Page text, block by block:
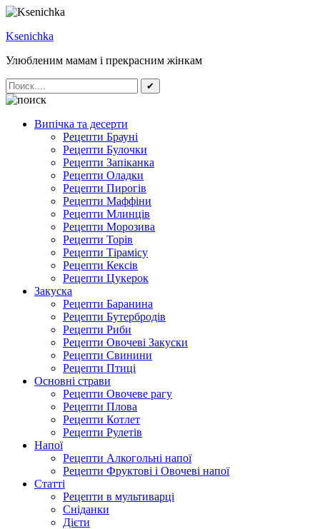
Ksenichka
Улюбленим мамам і прекрасним жінкам
✔
Випічка та десерти
Рецепти Брауні
Рецепти Булочки
Рецепти Запіканка
Рецепти Оладки
Рецепти Пирогів
Рецепти Маффіни
Рецепти Млинців
Рецепти Морозива
Рецепти Торів
Рецепти Тірамісу
Рецепти Кексів
Рецепти Цукерок
Закуска
Рецепти Баранина
Рецепти Бутербродів
Рецепти Риби
Рецепти Овочеві Закуски
Рецепти Свинини
Рецепти Птиці
Основні страви
Рецепти Овочеве рагу
Рецепти Плова
Рецепти Котлет
Рецепти Рулетів
Напої
Рецепти Алкогольні напої
Рецепти Фруктові і Овочеві напої
Статті
Рецепти в мультиварці
Сніданки
Дієти